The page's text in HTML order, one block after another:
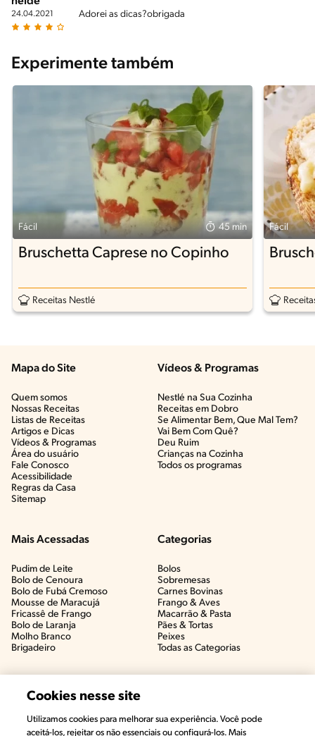
24.04.2021 Adorei as dicas?obrigada
Experimente também
Fácil 45 min
Bruschetta Caprese no Copinho
Receitas Nestlé
Fácil
Mapa do Site
Quem somos
Nossas Receitas
Listas de Receitas​
Artigos e Dicas​
Vídeos & Programas​
Área do usuário
Fale Conosco
Acessibilidade
Regras da Casa
Sitemap
Vídeos & Programas​
Nestlé na Sua Cozinha
Receitas em Dobro
Se Alimentar Bem, Que Mal Tem?​
Vai Bem Com Quê?​
Deu Ruim​
Crianças na Cozinha​
Todos os programas
Mais Acessadas
Pudim de Leite
Bolo de Cenoura
Bolo de Fubá Cremoso
Mousse de Maracujá
Fricassê de Frango
Bolo de Laranja
Molho Branco
Brigadeiro
Categorias
Bolos
Sobremesas
Carnes Bovinas​
Frango & Aves​
Macarrão & Pasta​
Pães & Tortas​
Peixes
Todas as Categorias
Cookies nesse site
Utilizamos cookies para melhorar sua experiência. Você pode
aceitá-los, rejeitar os não essenciais ou configurá-los. Mais